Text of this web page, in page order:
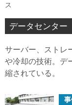
ス
データセンター
サーバー、ストレ
や冷却の技術。デ
縮されている。